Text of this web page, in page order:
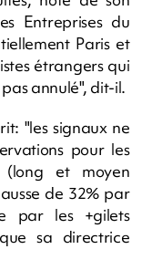
Entreprises du
Paris et
étrangers qui
annulé", dit-il.
"les signaux ne
pour les
(long et moyen
de 32% par
par les +gilets
sa directrice